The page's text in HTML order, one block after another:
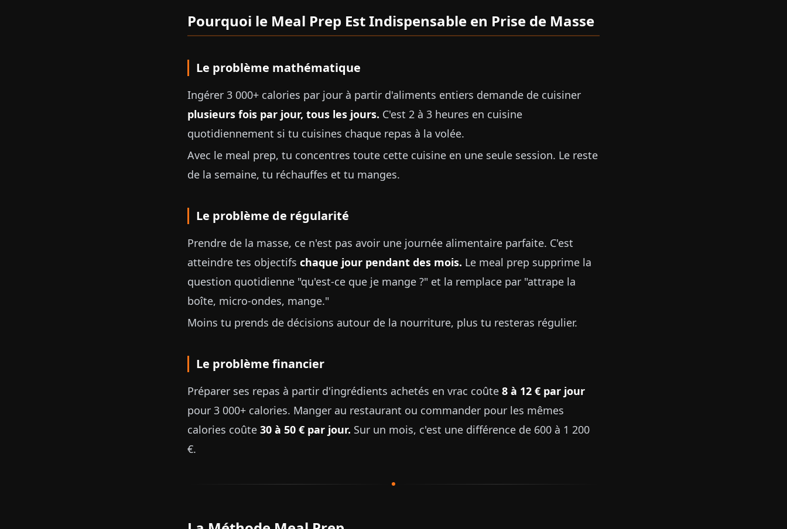
Pourquoi le Meal Prep Est Indispensable en Prise de Masse
Le problème mathématique
Ingérer 3 000+ calories par jour à partir d'aliments entiers demande de cuisiner
plusieurs fois par jour, tous les jours. C'est 2 à 3 heures en cuisine
quotidiennement si tu cuisines chaque repas à la volée.
Avec le meal prep, tu concentres toute cette cuisine en une seule session. Le reste
de la semaine, tu réchauffes et tu manges.
Le problème de régularité
Prendre de la masse, ce n'est pas avoir une journée alimentaire parfaite. C'est
atteindre tes objectifs chaque jour pendant des mois. Le meal prep supprime la
question quotidienne "qu'est-ce que je mange ?" et la remplace par "attrape la
boîte, micro-ondes, mange."
Moins tu prends de décisions autour de la nourriture, plus tu resteras régulier.
Le problème financier
Préparer ses repas à partir d'ingrédients achetés en vrac coûte 8 à 12 € par jour
pour 3 000+ calories. Manger au restaurant ou commander pour les mêmes
calories coûte 30 à 50 € par jour. Sur un mois, c'est une différence de 600 à 1 200
€.